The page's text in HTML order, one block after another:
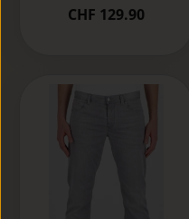
CHF 129.90